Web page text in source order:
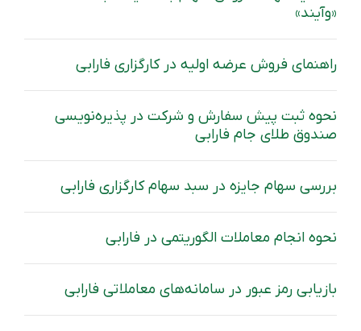
«وآیند»
راهنمای فروش عرضه اولیه در کارگزاری فارابی
نحوه ثبت پیش سفارش و شرکت در پذیره‌نویسی
صندوق طلای جام فارابی
بررسی سهام جایزه در سبد سهام کارگزاری فارابی
نحوه انجام معاملات الگوریتمی در فارابی
بازیابی رمز عبور در سامانه‌های معاملاتی فارابی